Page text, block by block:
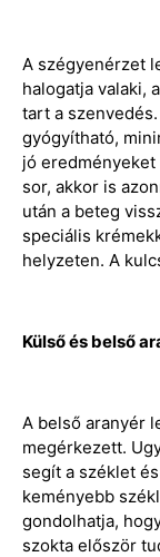
A szégyenérzet
halogatja valaki,
tart a
gyógyítható,
jó
sor, akkor is
után a beteg
speciális
helyzeten. A
Külső és belső
A belső aranyér
megérkezett.
segít a széklet
keményebb
gondolhatja,
szokta először